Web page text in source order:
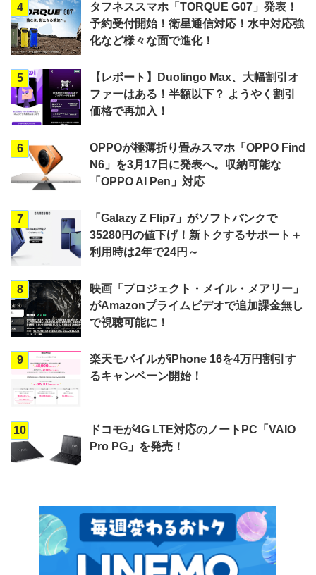
4
タフネススマホ「TORQUE G07」発表！
予約受付開始！衛星通信対応！水中対応強
化など様々な面で進化！
5
【レポート】Duolingo Max、大幅割引オ
ファーはある！半額以下？ ようやく割引
価格で再加入！
6
OPPOが極薄折り畳みスマホ「OPPO Find
N6」を3月17日に発表へ。収納可能な
「OPPO AI Pen」対応
7
「Galazy Z Flip7」がソフトバンクで
35280円の値下げ！新トクするサポート＋
利用時は2年で24円～
8
映画「プロジェクト・メイル・メアリー」
がAmazonプライムビデオで追加課金無し
で視聴可能に！
9
楽天モバイルがiPhone 16を4万円割引す
るキャンペーン開始！
10
ドコモが4G LTE対応のノートPC「VAIO
Pro PG」を発売！